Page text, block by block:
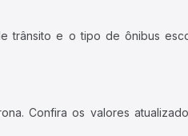
e o tipo de ônibus
Confira os valores